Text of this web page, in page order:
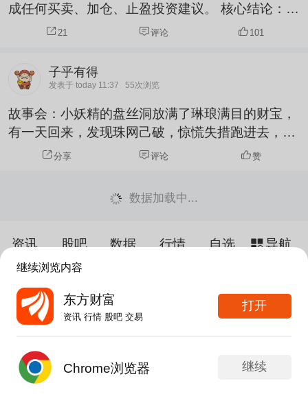
成任何买卖、加仓、止盈投资建议。 核心结论：活
跃度指标从30+飙升至40+、单日换手率逼近10%
续加仓不是单边拉升信号，更多是利用高波动做日
内高频T+0套利+底仓分批布局，短期行情进入分
拆解三大盘面信号的真实含义 1.高频参与度指标跳
升：从冷门标的变成资金博弈核心标...
21 评论 101
子乎有得
发表于 today 11:37 55次浏览
故事会：小妖精的盘丝洞放满了琳琅满目的财宝，
有一天回来，发现珠网己破，惊慌失措跑进去，
咦，怎么不见了几箱珠宝？哈哈哈哈哈哈哈，笑死
分享 评论 赞
数据加载中...
资讯 股吧 数据 行情 自选 导航
触屏版
给网站提点意见 下载APP
继续浏览内容
东方财富
资讯 行情 股吧 交易
打开
Chrome浏览器 继续